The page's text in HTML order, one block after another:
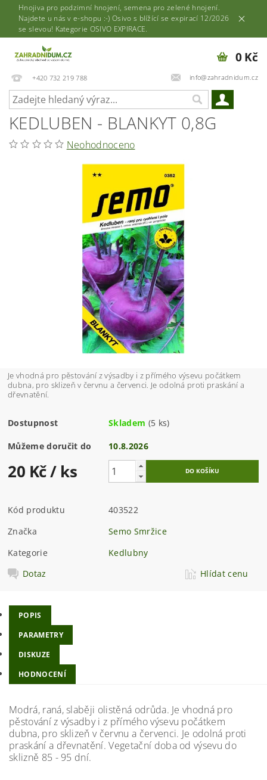
Hnojiva pro podzimní hnojení, semena pro zelené hnojení.
Najdete u nás v e-shopu :-) Osivo s blížící se expirací 12/2026
se slevou! Kategorie OSIVO EXPIRACE.
+420 732 219 788 info@zahradnidum.cz
0 Kč
KEDLUBEN - BLANKYT 0,8G
Neohodnoceno
Je vhodná pro pěstování z výsadby i z přímého výsevu počátkem
dubna, pro sklizeň v červnu a červenci. Je odolná proti praskání a
dřevnatění.
Dostupnost Skladem (5 ks)
Můžeme doručit do 10.8.2026
20 Kč/ ks
Kód produktu
403522
Značka
Semo Smržice
Kategorie
Kedlubny
Dotaz
Hlídat cenu
POPIS
PARAMETRY
DISKUZE
HODNOCENÍ
Modrá, raná, slaběji olistěná odrůda. Je vhodná pro
pěstování z výsadby i z přímého výsevu počátkem
dubna, pro sklizeň v červnu a červenci. Je odolná proti
praskání a dřevnatění. Vegetační doba od výsevu do
sklizně 85 - 95 dní.